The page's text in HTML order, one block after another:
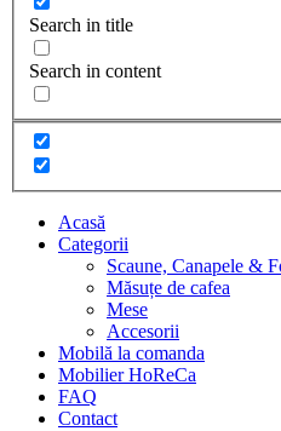
Search in title
Search in content
Acasă
Categorii
Scaune, Canapele &
Măsuțe de cafea
Mese
Accesorii
Mobilă la comanda
Mobilier HoReCa
FAQ
Contact